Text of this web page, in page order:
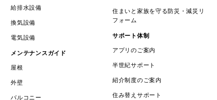
給排水設備
換気設備
電気設備
メンテナンスガイド
屋根
外壁
バルコニー
住まいと家族を守る防災・減災リ
フォーム
サポート体制
アプリのご案内
半世紀サポート
紹介制度のご案内
住み替えサポート